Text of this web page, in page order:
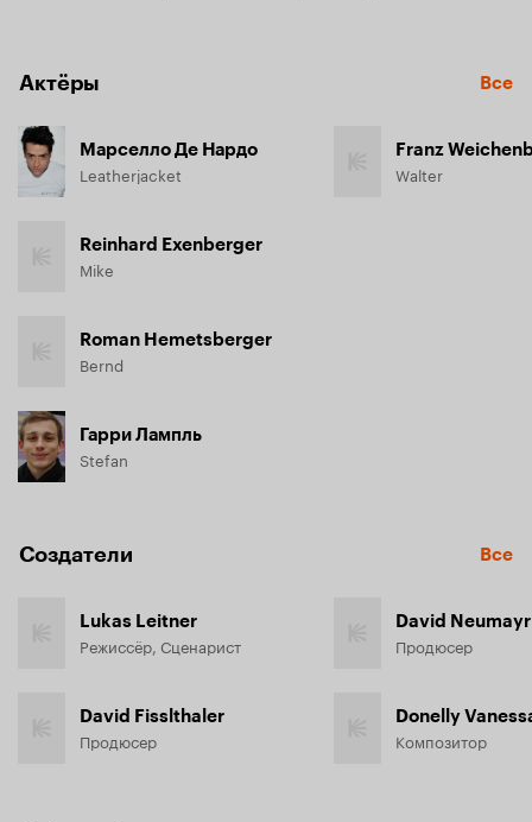
Актёры Все
Марселло Де Нардо
Leatherjacket
Reinhard Exenberger
Mike
Roman Hemetsberger
Bernd
Гарри Лампль
Stefan
Franz
Walter
Создатели Все
Lukas Leitner
Режиссёр, Сценарист
David Fisslthaler
Продюсер
David Neumayr
Продюсер
Donelly
Композитор